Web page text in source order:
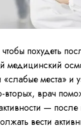
похудеть
медицинский
места» и
врач
—
вести